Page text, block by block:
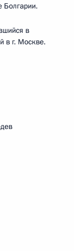
Болгарии.
в
в г. Москве.